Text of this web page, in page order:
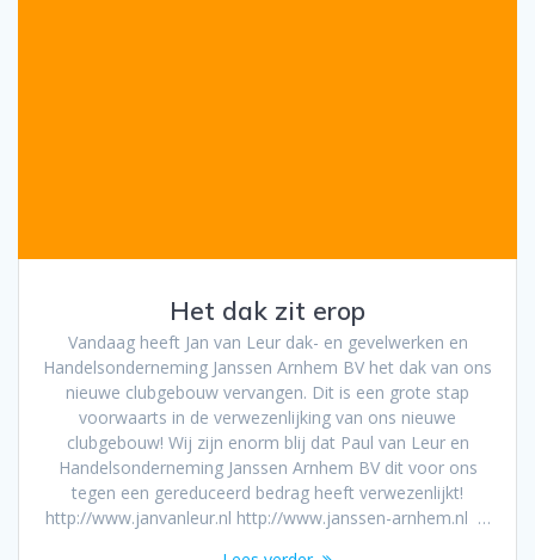
Het dak zit erop
Vandaag heeft Jan van Leur dak- en gevelwerken en
Handelsonderneming Janssen Arnhem BV het dak van ons
nieuwe clubgebouw vervangen. Dit is een grote stap
voorwaarts in de verwezenlijking van ons nieuwe
clubgebouw! Wij zijn enorm blij dat Paul van Leur en
Handelsonderneming Janssen Arnhem BV dit voor ons
tegen een gereduceerd bedrag heeft verwezenlijkt!
http://www.janvanleur.nl http://www.janssen-arnhem.nl …